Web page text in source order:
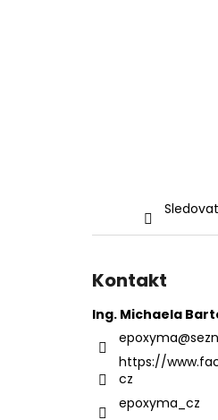
Kontakt
Ing. Michaela
epoxyma@
https://
cz
epoxyma_cz